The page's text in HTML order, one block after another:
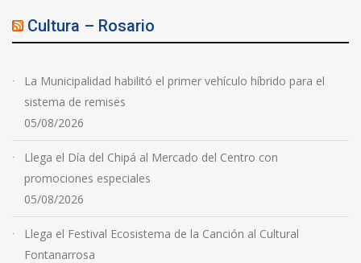
Cultura – Rosario
La Municipalidad habilitó el primer vehículo híbrido para el
sistema de remises
05/08/2026
Llega el Día del Chipá al Mercado del Centro con
promociones especiales
05/08/2026
Llega el Festival Ecosistema de la Canción al Cultural
Fontanarrosa